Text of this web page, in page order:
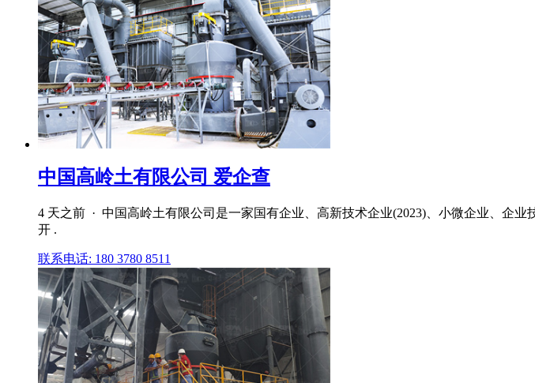
中国高岭土有限公司 爱企查
4 天之前 · 中国高岭土有限公司是一家国有企业、高新技术企业(2023)、小微企业、企
开 .
联系电话: 180 3780 8511